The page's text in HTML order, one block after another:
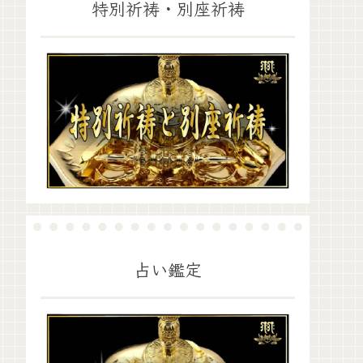
特別祈祷・別座祈祷
占い鑑定